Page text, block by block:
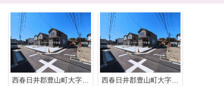
西春日井郡豊山町大字青山字居屋敷1594『仲介料無料』新築戸建て